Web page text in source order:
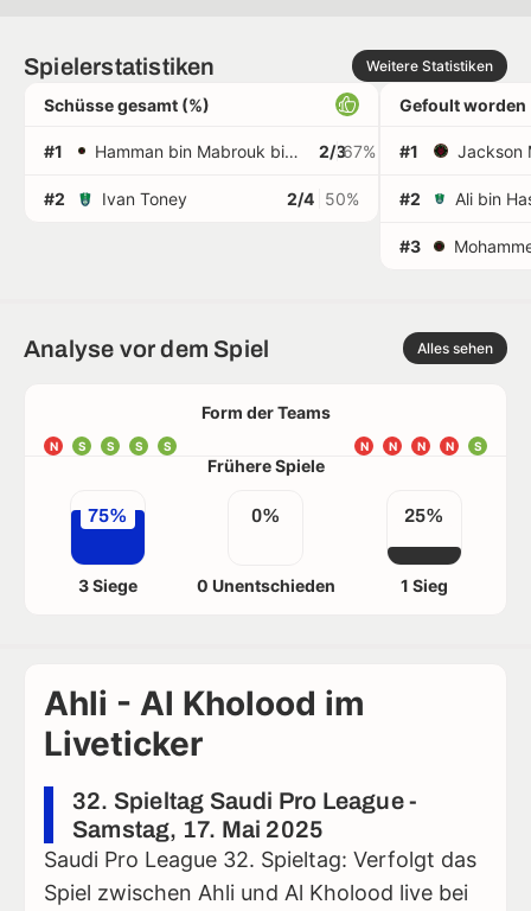
Spielerstatistiken Weitere Statistiken
Schüsse gesamt (%)
#1 Hamman bin Mabrouk bin Khamis Lahwal Al Hammami 2/367%
#2 Ivan Toney 2/4 50%
Gefoult worden
#1 Jackson
#2
#3
Analyse vor dem Spiel Alles sehen
Form der Teams
N S S S S S
N
N
N
N
Frühere Spiele
75%
3 Siege
0%
0 Unentschieden
25%
1 Sieg
Ahli - Al Kholood im
Liveticker
32. Spieltag Saudi Pro League -
Samstag, 17. Mai 2025
Saudi Pro League 32. Spieltag: Verfolgt das
Spiel zwischen Ahli und Al Kholood live bei